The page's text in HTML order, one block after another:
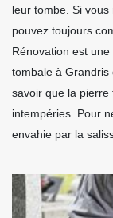
leur tombe. Si vous
pouvez toujours
Rénovation est
tombale à
savoir que la pierre
intempéries. Pour
envahie par la